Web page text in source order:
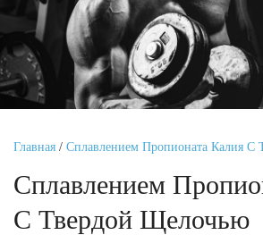
Главная / Сплавлением Пропионата Калия С
Сплавлением
С Твердой Щелочью